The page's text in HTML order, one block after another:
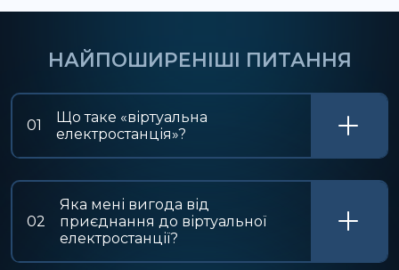
НАЙПОШИРЕНІШІ ПИТАННЯ
01
Що таке «віртуальна
електростанція»?
02
Яка мені вигода від
приєднання до віртуальної
електростанції?